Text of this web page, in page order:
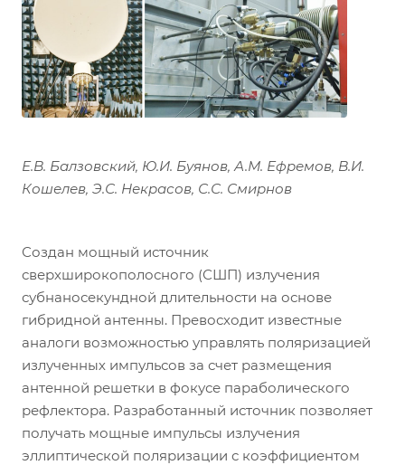
Е.В. Балзовский, Ю.И. Буянов, А.М. Ефремов, В.И.
Кошелев, Э.С. Некрасов, С.С. Смирнов
Создан мощный источник
сверхширокополосного (СШП) излучения
субнаносекундной длительности на основе
гибридной антенны. Превосходит известные
аналоги возможностью управлять поляризацией
излученных импульсов за счет размещения
антенной решетки в фокусе параболического
рефлектора. Разработанный источник позволяет
получать мощные импульсы излучения
эллиптической поляризации с коэффициентом